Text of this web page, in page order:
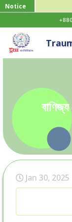
Notice
Jan 30, 2025